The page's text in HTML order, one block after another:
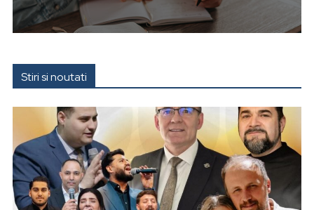
Stiri si noutati